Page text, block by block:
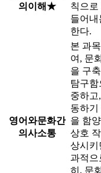
의이해★
칙으
들어내
한다.
영어와문화간
의사소통
본 과
여, 문
을 구
탐구함
중하
동하기
을 함
상호
상시키
과적으
히, 문